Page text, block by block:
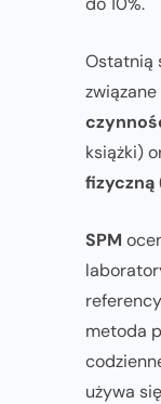
Ostatnią
związane
książki)
fizyczną
SPM
metoda
używa